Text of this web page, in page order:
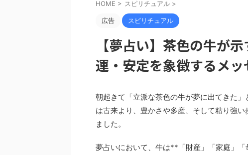
HOME > スピリチュアル >
広告 スピリチュアル
【夢占い】茶色の牛が
運・安定を象徴するメ
朝起きて「立派な茶色の牛が夢に出てきた
は古来より、豊かさや多産、そして粘り強
ました。
夢占いにおいて、牛は**「財産」「家庭」